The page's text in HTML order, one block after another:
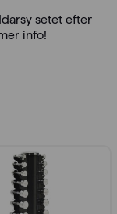
setet efter
info!